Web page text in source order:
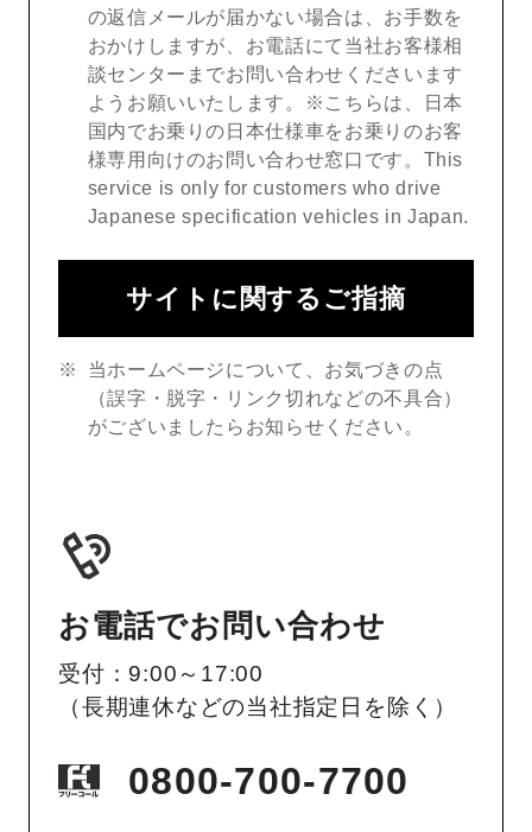
の返信メールが届かない場合は、お手数を
おかけしますが、お電話にて当社お客様相
談センターまでお問い合わせくださいます
ようお願いいたします。※こちらは、日本
国内でお乗りの日本仕様車をお乗りのお客
様専用向けのお問い合わせ窓口です。This
service is only for customers who drive
Japanese specification vehicles in Japan.
サイトに関するご指摘
当ホームページについて、お気づきの点
（誤字・脱字・リンク切れなどの不具合）
がございましたらお知らせください。
お電話でお問い合わせ
受付：9:00～17:00
（長期連休などの当社指定日を除く）
0800-700-7700